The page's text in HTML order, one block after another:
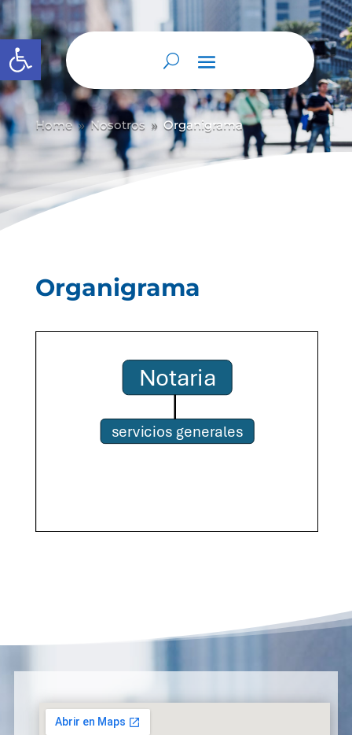
Abrir barra de herramientas
Home 9 Nosotros 9 Organigrama
Organigrama